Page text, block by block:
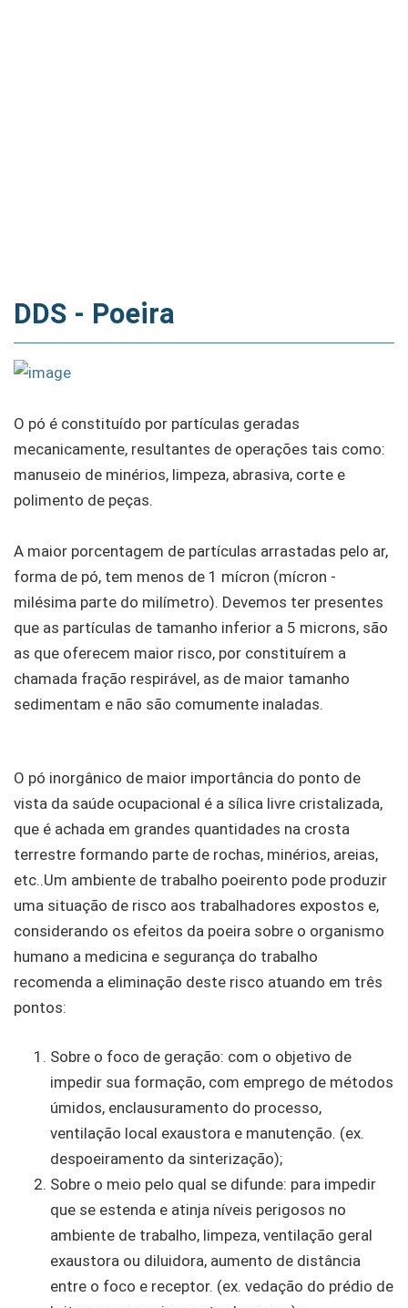
DDS - Poeira
O pó é constituído por partículas geradas
mecanicamente, resultantes de operações tais como:
manuseio de minérios, limpeza, abrasiva, corte e
polimento de peças.
A maior porcentagem de partículas arrastadas pelo ar,
forma de pó, tem menos de 1 mícron (mícron -
milésima parte do milímetro). Devemos ter presentes
que as partículas de tamanho inferior a 5 microns, são
as que oferecem maior risco, por constituírem a
chamada fração respirável, as de maior tamanho
sedimentam e não são comumente inaladas.
O pó inorgânico de maior importância do ponto de
vista da saúde ocupacional é a sílica livre cristalizada,
que é achada em grandes quantidades na crosta
terrestre formando parte de rochas, minérios, areias,
etc..Um ambiente de trabalho poeirento pode produzir
uma situação de risco aos trabalhadores expostos e,
considerando os efeitos da poeira sobre o organismo
humano a medicina e segurança do trabalho
recomenda a eliminação deste risco atuando em três
pontos:
Sobre o foco de geração: com o objetivo de
impedir sua formação, com emprego de métodos
úmidos, enclausuramento do processo,
ventilação local exaustora e manutenção. (ex.
despoeiramento da sinterização);
Sobre o meio pelo qual se difunde: para impedir
que se estenda e atinja níveis perigosos no
ambiente de trabalho, limpeza, ventilação geral
exaustora ou diluidora, aumento de distância
entre o foco e receptor. (ex. vedação do prédio de